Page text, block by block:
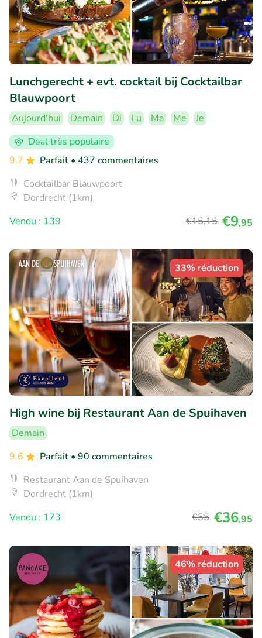
Lunchgerecht + evt. cocktail bij Cocktailbar
Blauwpoort
Aujourd'hui Demain Di Lu Ma Me
Je
Deal très populaire
9.7
Parfait • 437 commentaires
Cocktailbar Blauwpoort
Dordrecht (1km)
Vendu : 139
€15,15 €9,95
33% réduction
High wine bij Restaurant Aan de Spuihaven
Demain
9.6
Parfait • 90 commentaires
Restaurant Aan de Spuihaven
Dordrecht (1km)
Vendu : 173
€55 €36,95
46% réduction